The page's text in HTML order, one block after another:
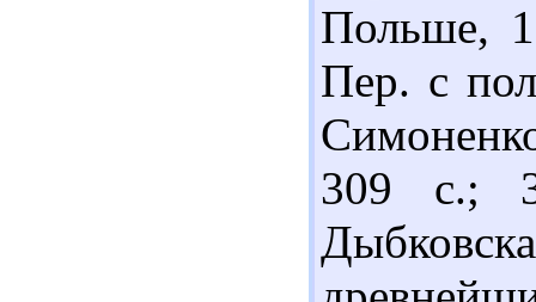
Польше,
Пер. с
309 с.;